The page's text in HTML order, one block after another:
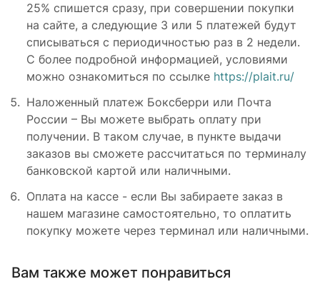
25% спишется сразу, при совершении покупки
на сайте, а следующие 3 или 5 платежей будут
списываться с периодичностью раз в 2 недели.
С более подробной информацией, условиями
можно ознакомиться по ссылке https://plait.ru/
Наложенный платеж Боксберри или Почта
России – Вы можете выбрать оплату при
получении. В таком случае, в пункте выдачи
заказов вы сможете рассчитаться по терминалу
банковской картой или наличными.
Оплата на кассе - если Вы забираете заказ в
нашем магазине самостоятельно, то оплатить
покупку можете через терминал или наличными.
Вам также может понравиться